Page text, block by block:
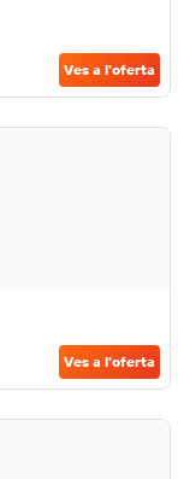
Ves a l'oferta
Ves a l'oferta